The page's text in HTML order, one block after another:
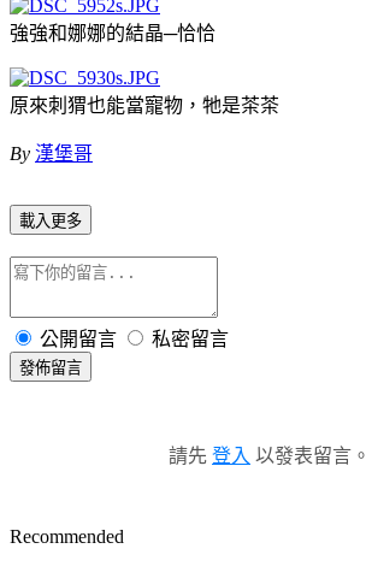
強強和娜娜的結晶─恰恰
原來刺猬也能當寵物，牠是茶茶
By 漢堡哥
載入更多
公開留言 私密留言
發佈留言
請先 登入 以發表留言。
Recommended